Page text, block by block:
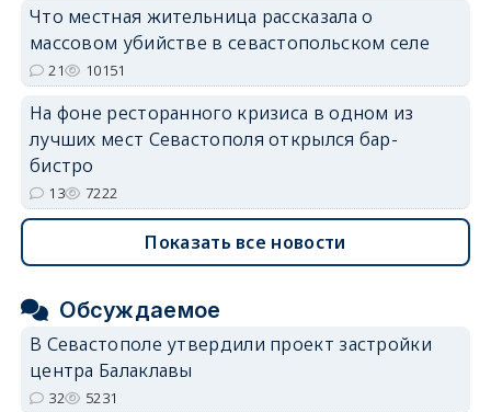
Что местная жительница рассказала о
массовом убийстве в севастопольском селе
21 10151
На фоне ресторанного кризиса в одном из
лучших мест Севастополя открылся бар-
бистро
13 7222
Показать все новости
Обсуждаемое
В Севастополе утвердили проект застройки
центра Балаклавы
32 5231